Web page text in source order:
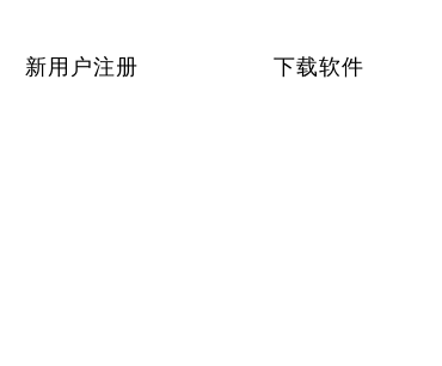
新用户注册 下载软件